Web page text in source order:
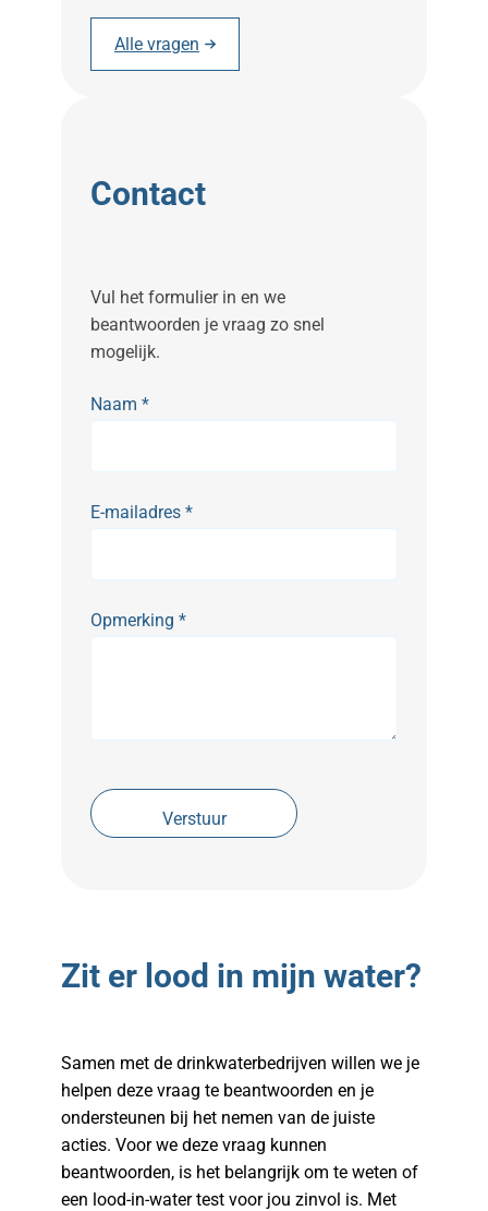
Alle vragen
Contact
Vul het formulier in en we
beantwoorden je vraag zo snel
mogelijk.
Naam *
E-mailadres *
Opmerking *
Zit er lood in mijn water?
Samen met de drinkwaterbedrijven willen we je
helpen deze vraag te beantwoorden en je
ondersteunen bij het nemen van de juiste
acties. Voor we deze vraag kunnen
beantwoorden, is het belangrijk om te weten of
een lood-in-water test voor jou zinvol is. Met